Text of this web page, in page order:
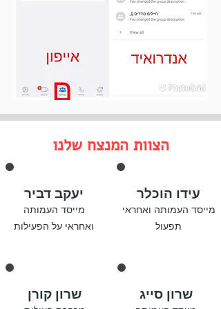
הצוות המנצח שלנו
יעקב דביר
מייסד העמותה
ואחראי על הפעילות
שרון קורן
עידו הוכלר
מייסד העמותה ואחראי
תפעול
שרון סייג